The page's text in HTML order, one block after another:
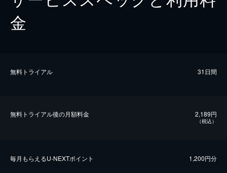
金
無料トライアル 31日間
無料トライアル後の⽉額料金 2,189円
（税込）
毎⽉もらえるU-NEXTポイント 1,200円分